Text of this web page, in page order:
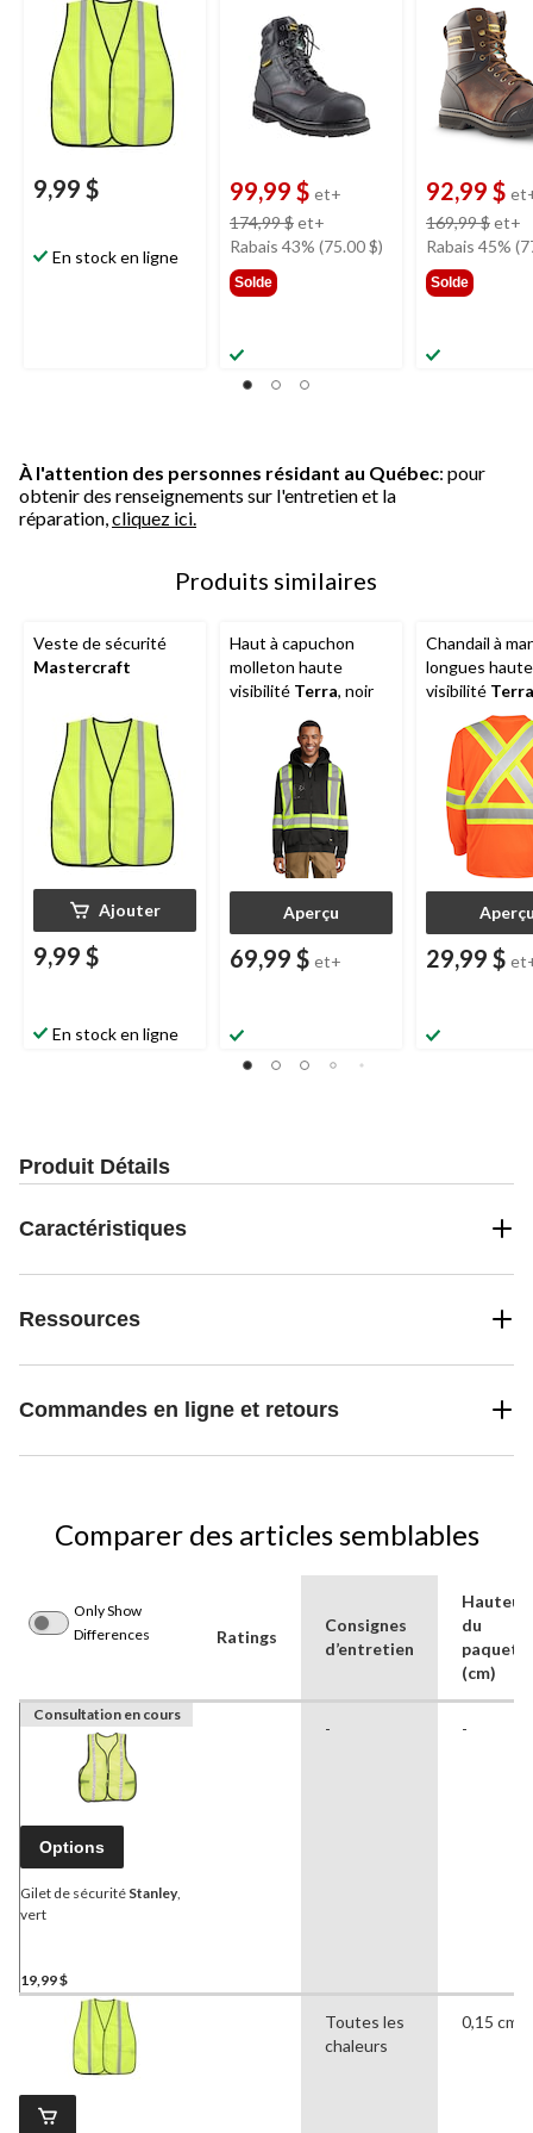
9,99 $
En stock en ligne
99,99 $ et+
174,99 $et+
était
Rabais 43% (75.00 $)
Solde
92,99 $
169,99 $et+
Rabais 45%
Solde
À l'attention des personnes résidant au Québec: pour
obtenir des renseignements sur l'entretien et la
réparation, cliquez ici.
Produits similaires
Veste de sécurité
Mastercraft
Ajouter
9,99 $
En stock en ligne
Haut à capuchon
molleton haute
visibilité Terra, noir
Aperçu
69,99 $ et+
Chandail à
longues haute
visibilité Terra
hommes,
orange
29,99 $
Produit Détails
Caractéristiques
Ressources
Commandes en ligne et retours
Comparer des articles semblables
Only Show
Differences
Ratings
Consignes
d’entretien
Hauteur
du
paquet
(cm)
Consultation en cours
Options
Gilet de sécurité Stanley,
vert
19,99 $
- -
Toutes les
chaleurs
0,15 cm